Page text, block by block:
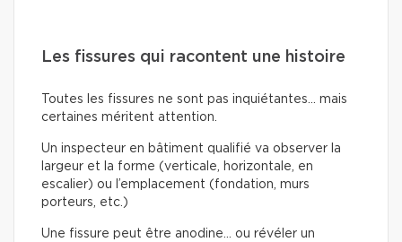
Les fissures qui racontent une histoire
Toutes les fissures ne sont pas inquiétantes… mais
certaines méritent attention.
Un inspecteur en bâtiment qualifié va observer la
largeur et la forme (verticale, horizontale, en
escalier) ou l’emplacement (fondation, murs
porteurs, etc.)
Une fissure peut être anodine… ou révéler un